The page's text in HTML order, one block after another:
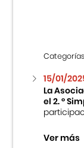
15/01/
La
el 2. °
Ver más